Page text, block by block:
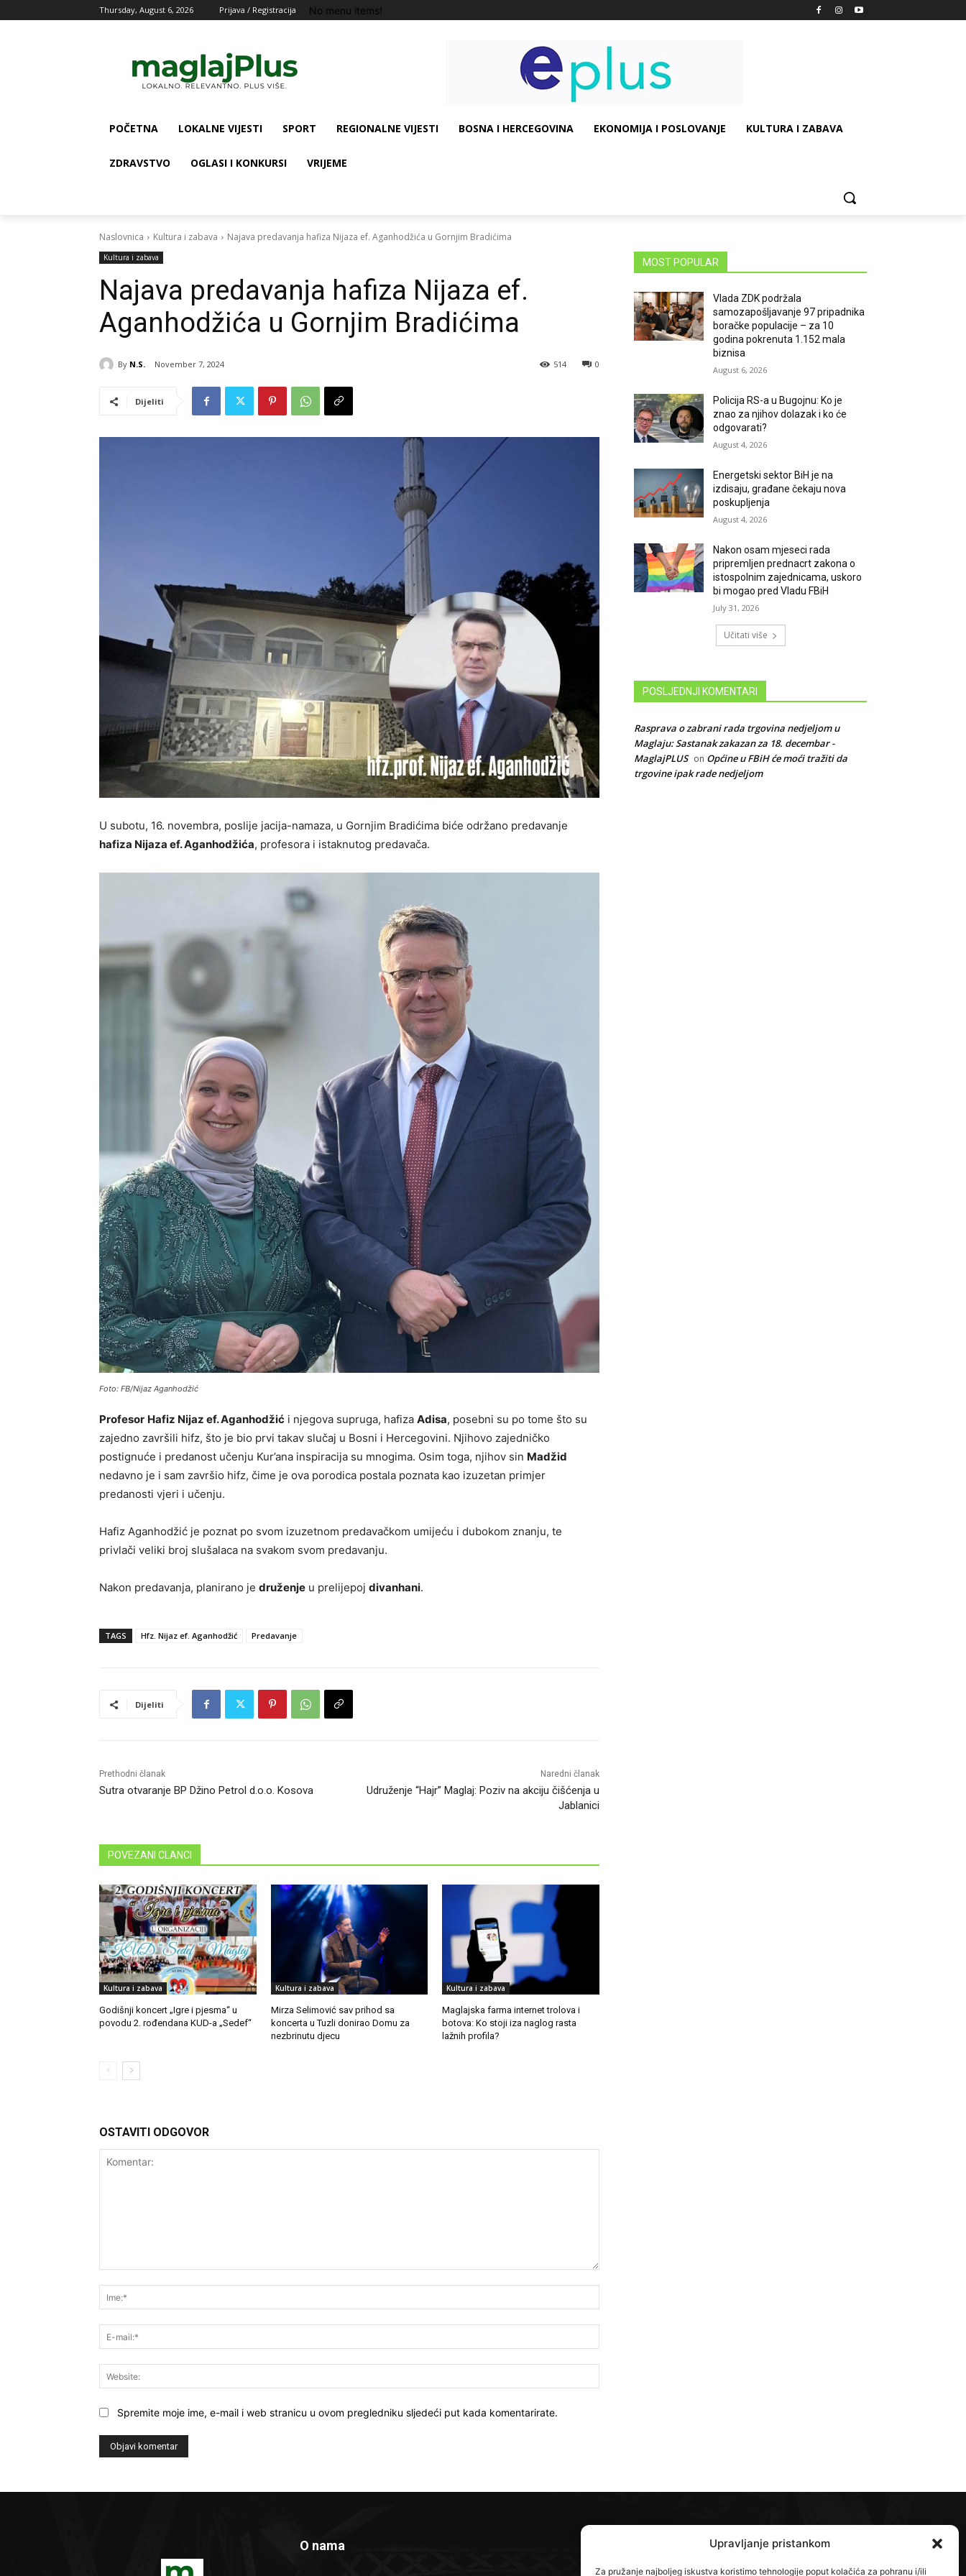
Upravljanje pristankom
Za pružanje najboljeg iskustva koristimo tehnologije poput kolačića za pohranu i/ili
Thursday, August 6, 2026 Prijava / Registracija No menu items!
POČETNA LOKALNE VIJESTI SPORT REGIONALNE VIJESTI BOSNA I HERCEGOVINA EKONOMIJA I POSLOVANJE KULTURA I ZABAVA
ZDRAVSTVO OGLASI I KONKURSI VRIJEME
Naslovnica Kultura i zabava Najava predavanja hafiza Nijaza ef. Aganhodžića u Gornjim Bradićima
Kultura i zabava
Najava predavanja hafiza Nijaza ef.
Aganhodžića u Gornjim Bradićima
By N.S. November 7, 2024 0
514
Dijeliti
U subotu, 16. novembra, poslije jacija-namaza, u Gornjim Bradićima biće održano predavanje
hafiza Nijaza ef. Aganhodžića, profesora i istaknutog predavača.
Foto: FB/Nijaz Aganhodžić
Profesor Hafiz Nijaz ef. Aganhodžić i njegova supruga, hafiza Adisa, posebni su po tome što su
zajedno završili hifz, što je bio prvi takav slučaj u Bosni i Hercegovini. Njihovo zajedničko
postignuće i predanost učenju Kur’ana inspiracija su mnogima. Osim toga, njihov sin Madžid
nedavno je i sam završio hifz, čime je ova porodica postala poznata kao izuzetan primjer
predanosti vjeri i učenju.
Hafiz Aganhodžić je poznat po svom izuzetnom predavačkom umijeću i dubokom znanju, te
privlači veliki broj slušalaca na svakom svom predavanju.
Nakon predavanja, planirano je druženje u prelijepoj divanhani.
TAGS Hfz. Nijaz ef. Aganhodžić Predavanje
Dijeliti
Prethodni članak
Sutra otvaranje BP Džino Petrol d.o.o. Kosova
Naredni članak
Udruženje “Hajr” Maglaj: Poziv na akciju čišćenja u
Jablanici
POVEZANI CLANCI
Kultura i zabava
Godišnji koncert „Igre i pjesma“ u
povodu 2. rođendana KUD-a „Sedef“
Kultura i zabava
Mirza Selimović sav prihod sa
koncerta u Tuzli donirao Domu za
nezbrinutu djecu
Kultura i zabava
Maglajska farma internet trolova i
botova: Ko stoji iza naglog rasta
lažnih profila?
OSTAVITI ODGOVOR
mail:*
Spremite moje ime, e-mail i web stranicu u ovom pregledniku sljedeći put kada komentarirate.
MOST POPULAR
Vlada ZDK podržala
samozapošljavanje 97 pripadnika
boračke populacije – za 10
godina pokrenuta 1.152 mala
biznisa
August 6, 2026
Policija RS-a u Bugojnu: Ko je
znao za njihov dolazak i ko će
odgovarati?
August 4, 2026
Energetski sektor BiH je na
izdisaju, građane čekaju nova
poskupljenja
August 4, 2026
Nakon osam mjeseci rada
pripremljen prednacrt zakona o
istospolnim zajednicama, uskoro
bi mogao pred Vladu FBiH
July 31, 2026
Učitati više
POSLJEDNJI KOMENTARI
Rasprava o zabrani rada trgovina nedjeljom u
Maglaju: Sastanak zakazan za 18. decembar -
MaglajPLUS on Općine u FBiH će moći tražiti da
trgovine ipak rade nedjeljom
O nama Pratite nas na